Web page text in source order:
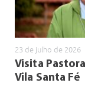
23 de julho de 2026
Visita
Vila Santa Fé